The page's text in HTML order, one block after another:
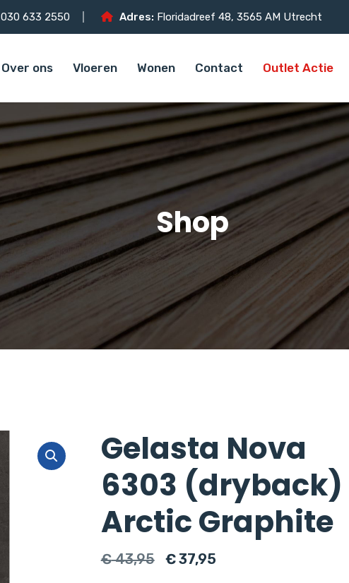
030 633 2550 Adres: Floridadreef 48, 3565 AM Utrecht
Over ons Vloeren Wonen Contact Outlet Actie
Shop
Gelasta Nova
6303 (dryback)
Arctic Graphite
€43,95
Oorspronkelijke
€37,95Huidige